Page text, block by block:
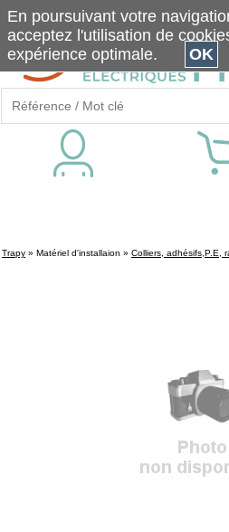
Trapy » Matériel d'installaion » Colliers, adhésifs,P.E,
En poursuivant votre
acceptez l'utilisation de
expérience optimale.
OK